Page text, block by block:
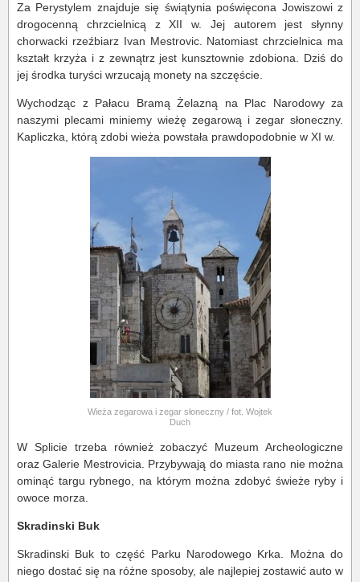
Za Perystylem znajduje się świątynia poświęcona Jowiszowi z
drogocenną chrzcielnicą z XII w. Jej autorem jest słynny
chorwacki rzeźbiarz Ivan Mestrovic. Natomiast chrzcielnica ma
kształt krzyża i z zewnątrz jest kunsztownie zdobiona. Dziś do
jej środka turyści wrzucają monety na szczęście.
Wychodząc z Pałacu Bramą Żelazną na Plac Narodowy za
naszymi plecami miniemy wieżę zegarową i zegar słoneczny.
Kapliczka, którą zdobi wieża powstała prawdopodobnie w XI w.
Wieża zegarowa i zegar słoneczny / fot. Wojtek
Duch
W Splicie trzeba również zobaczyć Muzeum Archeologiczne
oraz Galerie Mestrovicia. Przybywają do miasta rano nie można
ominąć targu rybnego, na którym można zdobyć świeże ryby i
owoce morza.
Skradinski Buk
Skradinski Buk to część Parku Narodowego Krka. Można do
niego dostać się na różne sposoby, ale najlepiej zostawić auto w